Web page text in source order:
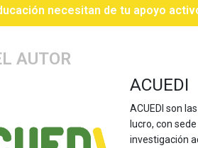
necesitan de tu apoyo
AUTOR
ACUEDI
ACUEDI son
lucro, con
investigación